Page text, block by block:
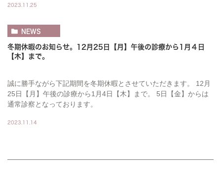
2023.11.25
NEWS
冬期休暇のお知らせ。12月25日【月】午後の診療から1月４日
【木】まで。
誠に勝手ながら下記期間を冬期休暇とさせていただきます。 12月
25日【月】午後の診療から1月4日【木】まで。 5日【金】からは
通常診察となっております。
2023.11.14